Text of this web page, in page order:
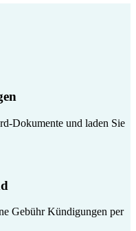
Dokumente und laden Sie
Gebühr Kündigungen per